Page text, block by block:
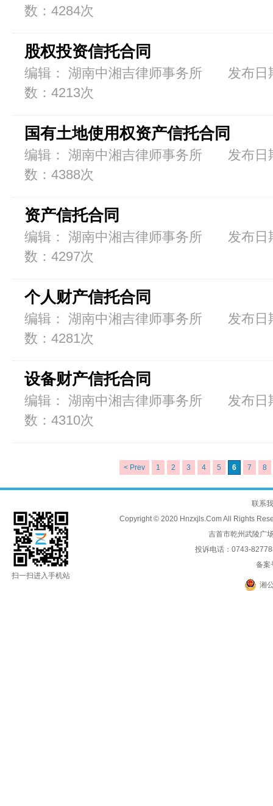
数：4284次
股权投资信托合同
编辑： 湖南中湘吉律师事务所 发布
数：4213次
国有土地使用权资产信托合同
编辑： 湖南中湘吉律师事务所 发布
数：4388次
资产信托合同
编辑： 湖南中湘吉律师事务所 发布
数：4297次
个人财产信托合同
编辑： 湖南中湘吉律师事务所 发布
数：4281次
设备财产信托合同
编辑： 湖南中湘吉律师事务所 发布
数：4310次
< Prev 1 2 3 4 5 6 7 8
扫一扫进入手机站
联系
Copyright © 2020 Hnzxjls.Com All Rights
吉首市乾州武陵广
投诉电话：0743-
备案
湘